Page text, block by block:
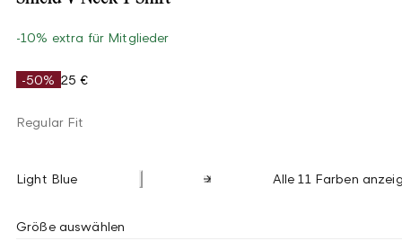
-10% extra für Mitglieder
-50% 25 €
Regular Fit
Light Blue Alle 11 Farben
Größe auswählen